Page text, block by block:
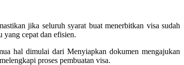
jika seluruh syarat buat menerbitkan visa sudah
yang cepat dan efisien.
hal dimulai dari Menyiapkan dokumen mengajukan
proses pembuatan visa.